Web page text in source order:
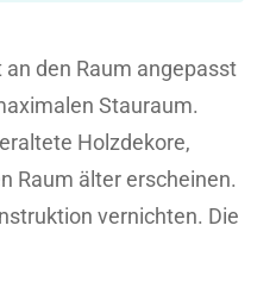
den Raum angepasst
Stauraum.
Holzdekore,
Raum älter erscheinen.
vernichten. Die